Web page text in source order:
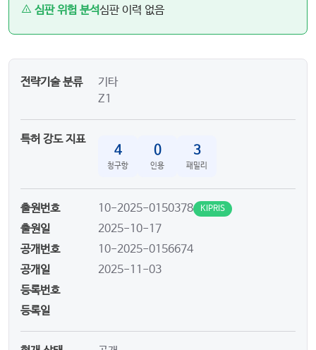
심판 위험 분석심판 이력 없음
전략기술 분류
기타
Z1
특허 강도 지표
4
청구항
0
인용
3
패밀리
출원번호 10-2025-0150378 KIPRIS
출원일
2025-10-17
공개번호
10-2025-0156674
공개일
2025-11-03
등록번호
등록일